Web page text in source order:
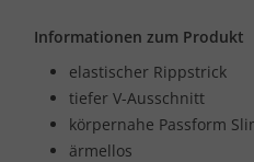
Informationen zum Produkt
elastischer Rippstrick
tiefer V-Ausschnitt
körpernahe Passform
ärmellos